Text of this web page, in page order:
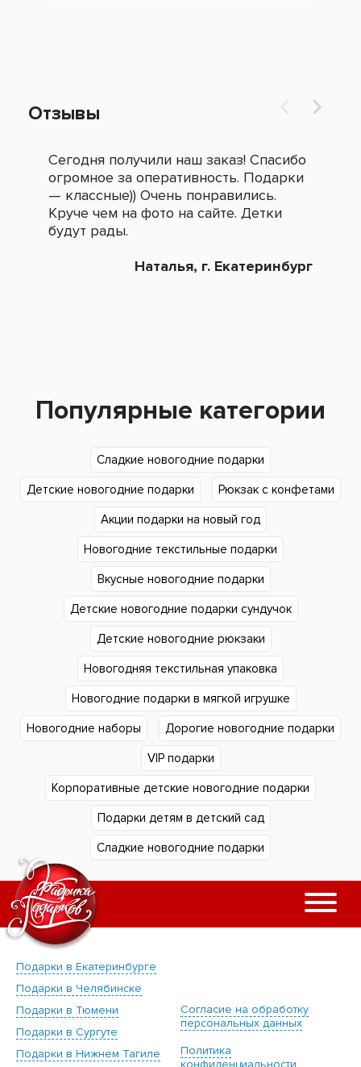
Отзывы
Сегодня получили наш заказ! Спасибо
огромное за оперативность. Подарки
— классные)) Очень понравились.
Круче чем на фото на сайте. Детки
будут рады.
Наталья, г. Екатеринбург
Популярные категории
Сладкие новогодние подарки
Детские новогодние подарки Рюкзак с конфетами
Акции подарки на новый год
Новогодние текстильные подарки
Вкусные новогодние подарки
Детские новогодние подарки сундучок
Детские новогодние рюкзаки
Новогодняя текстильная упаковка
Новогодние подарки в мягкой игрушке
Новогодние наборы Дорогие новогодние подарки
VIP подарки
Корпоративные детские новогодние подарки
Подарки детям в детский сад
Сладкие новогодние подарки
Подарки в Екатеринбурге
Подарки в Челябинске
Подарки в Тюмени
Подарки в Сургуте
Подарки в Нижнем Тагиле
Согласие на обработку
персональных данных
Политика